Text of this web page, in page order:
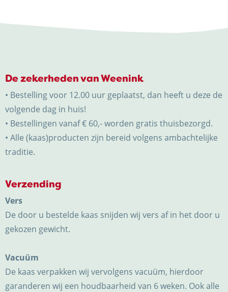
De zekerheden van Weenink
• Bestelling voor 12.00 uur geplaatst, dan heeft u deze de
volgende dag in huis!
• Bestellingen vanaf € 60,- worden gratis thuisbezorgd.
• Alle (kaas)producten zijn bereid volgens ambachtelijke
traditie.
Verzending
Vers
De door u bestelde kaas snijden wij vers af in het door u
gekozen gewicht.
Vacuüm
De kaas verpakken wij vervolgens vacuüm, hierdoor
garanderen wij een houdbaarheid van 6 weken. Ook alle